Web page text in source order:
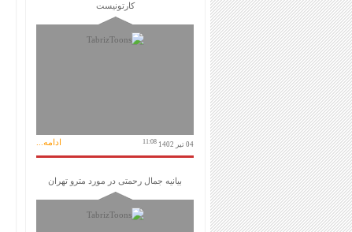
کارتونیست
04 تیر 1402 11:08 ادامه...
بیانیه جمال رحمتی در مورد مترو تهران